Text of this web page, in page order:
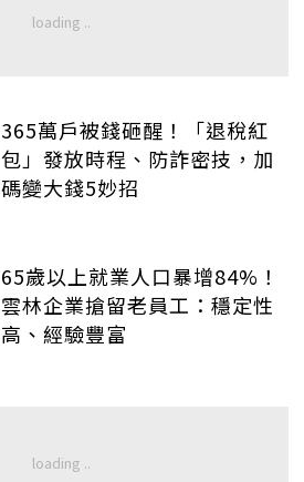
365萬戶被錢砸醒！「退稅紅
包」發放時程、防詐密技，加
碼變大錢5妙招
65歲以上就業人口暴增84%！
雲林企業搶留老員工：穩定性
高、經驗豐富